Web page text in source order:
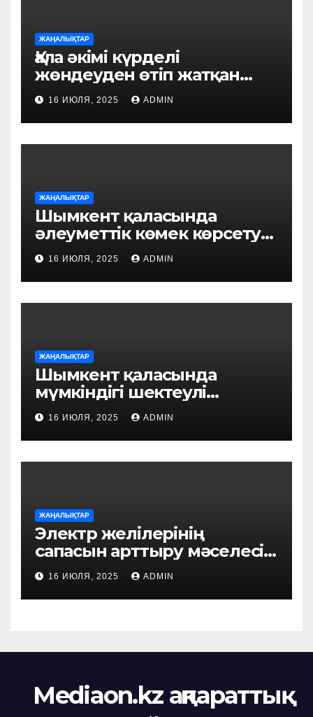
ЖАҢАЛЫҚТАР
Қала әкімі күрделі
жөндеуден өтіп жатқан
білім ордаларын аралады
16 ИЮЛЯ, 2025 ADMIN
ЖАҢАЛЫҚТАР
Шымкент қаласында
әлеуметтік көмек көрсету
үдерісі цифрландырылуда:
«FSM Social» пилоттық
жобасы іске қосылды
16 ИЮЛЯ, 2025 ADMIN
ЖАҢАЛЫҚТАР
Шымкент қаласында
мүмкіндігі шектеулі
азаматтарды әлеуметтік
қолдау шаралары жүйелі
түрде күшейтілуде
16 ИЮЛЯ, 2025 ADMIN
ЖАҢАЛЫҚТАР
Электр желілерінің
сапасын арттыру мәселесі
қаралды
16 ИЮЛЯ, 2025 ADMIN
Mediaon.kz ақпараттық